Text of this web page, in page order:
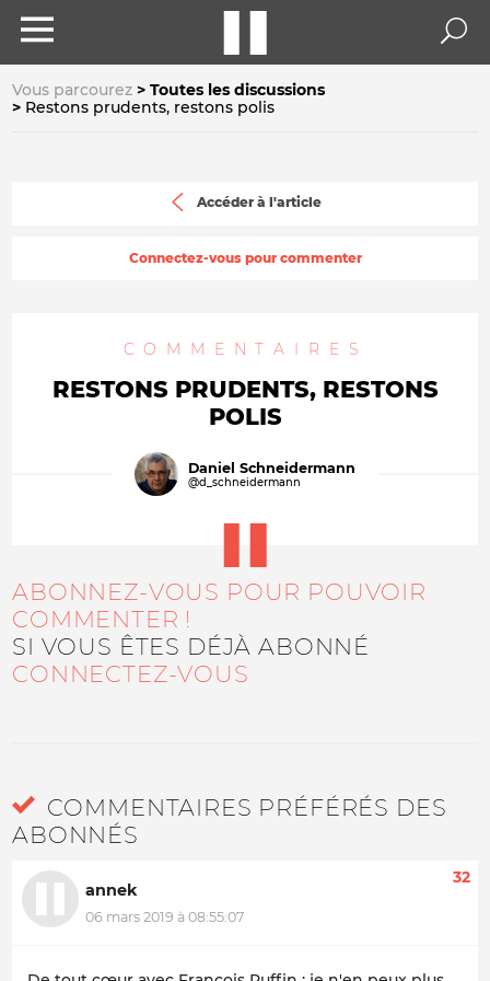
Vous parcourez
Toutes les discussions
Restons prudents, restons polis
Accéder à l'article
Connectez-vous pour commenter
COMMENTAIRES
RESTONS PRUDENTS, RESTONS
POLIS
Daniel Schneidermann
@d_schneidermann
ABONNEZ-VOUS POUR POUVOIR
COMMENTER !
SI VOUS ÊTES DÉJÀ ABONNÉ
CONNECTEZ-VOUS
COMMENTAIRES PRÉFÉRÉS DES
ABONNÉS
annek
06 mars 2019 à 08:55:07
32